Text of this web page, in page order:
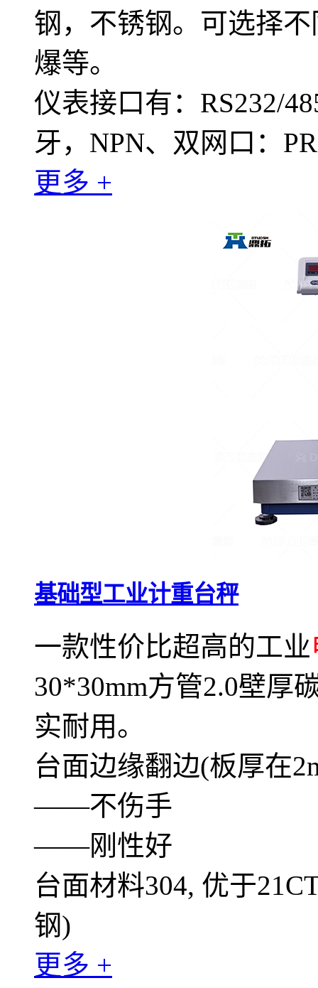
钢，不锈钢。可选择
爆等。
仪表接口有：RS232/
牙，NPN、双网口：
更多 +
基础型工业计重台秤
一款性价比超高的工业
30*30mm方管2.0壁厚
实耐用。
台面边缘翻边(板厚在
——不伤手
——刚性好
台面材料304, 优于
钢)
更多 +